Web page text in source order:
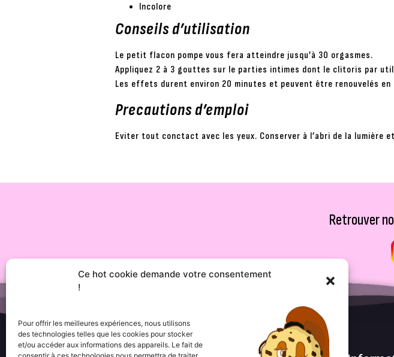
Ce hot cookie demande votre consentement
!
Pour offrir les meilleures expériences, nous utilisons
des technologies telles que les cookies pour stocker
et/ou accéder aux informations des appareils. Le fait de
consentir à ces technologies nous permettra de traiter
Incolore
Conseils d’utilisation
Le petit flacon pompe vous fera atteindre jusqu’à 30 orgasmes.
Appliquez 2 à 3 gouttes sur le parties intimes dont le clitoris par
Les effets durent environ 20 minutes et peuvent être renouvelés
Precautions d’emploi
Eviter tout conctact avec les yeux. Conserver à l’abri de la
Retrouver